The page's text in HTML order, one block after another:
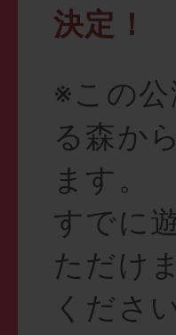
決定！
※この
る森か
ます。
すでに
ただけ
くださ